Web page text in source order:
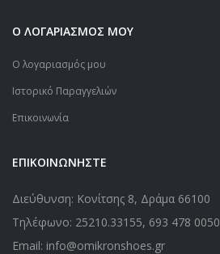
Ο ΛΟΓΑΡΙΑΣΜΟΣ ΜΟΥ
Ο λογαριασμός μου
Ιστορικό Παραγγελιών
Επικοινωνία
ΕΠΙΚΟΙΝΩΝΗΣΤΕ
Διεύθυνση: Κονίτσης 8, Δράμα 66100
Τηλέφωνο: 25210.33155, 693 478 0050
Email: info@omikronshoes.gr